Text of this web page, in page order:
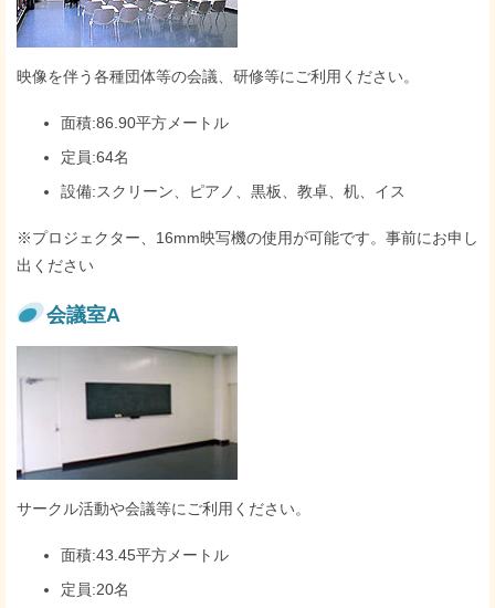
映像を伴う各種団体等の会議、研修等にご利用ください。
面積:86.90平方メートル
定員:64名
設備:スクリーン、ピアノ、黒板、教卓、机、イス
※プロジェクター、16mm映写機の使用が可能です。事前にお申し
出ください
会議室A
サークル活動や会議等にご利用ください。
面積:43.45平方メートル
定員:20名